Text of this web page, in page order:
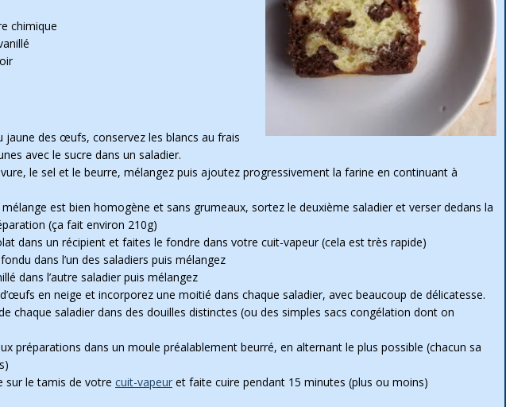
chimique
jaune des œufs, conservez les blancs au frais
avec le sucre dans un saladier.
le sel et le beurre, mélangez puis ajoutez progressivement la farine en continuant à
est bien homogène et sans grumeaux, sortez le deuxième saladier et verser dedans la
(ça fait environ 210g)
dans un récipient et faites le fondre dans votre cuit-vapeur (cela est très rapide)
dans l’un des saladiers puis mélangez
dans l’autre saladier puis mélangez
en neige et incorporez une moitié dans chaque saladier, avec beaucoup de délicatesse.
chaque saladier dans des douilles distinctes (ou des simples sacs congélation dont on
préparations dans un moule préalablement beurré, en alternant le plus possible (chacun sa
sur le tamis de votre cuit-vapeur et faite cuire pendant 15 minutes (plus ou moins)